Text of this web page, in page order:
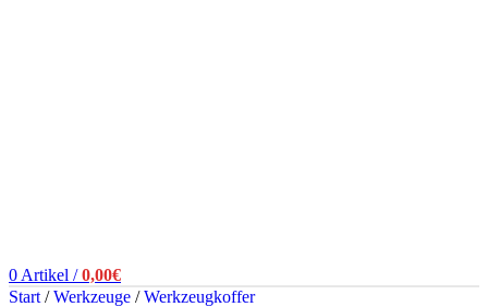
0 Artikel / 0,00€
Start / Werkzeuge / Werkzeugkoffer